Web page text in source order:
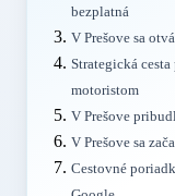
bezplatná
V Prešove sa
Strategická
motoristom
V Prešove
V Prešove sa
Cestovné